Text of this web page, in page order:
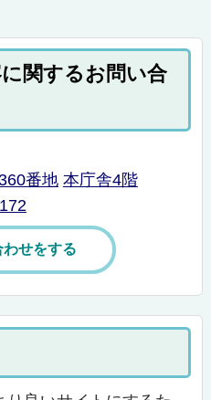
関するお問い合
番地 本庁舎4階
わせをする